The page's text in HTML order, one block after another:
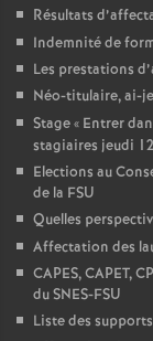
Résultats
Indemnité de
Les prestations
Néo-titulaire, ai-
Stage « Entrer
stagiaires jeudi
Elections au
de la FSU
Quelles
Affectation des
CAPES, CAPET,
du SNES-FSU
Liste des